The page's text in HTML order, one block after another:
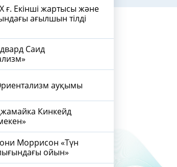
ғ. Екінші жартысы және
ағылшын тілді
Саид
ауқымы
Кинкейд
Моррисон «Түн
ойын»